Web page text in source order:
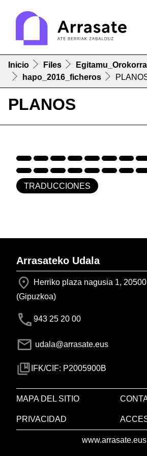
Inicio Files
Egitamu_Orokorra
hapo_2016_ficheros
PLANOS
TRADUCCIONES
Arrasateko Udala
Herriko plaza nagusia 1,
(Gipuzkoa)
943 25 20 00
udala@arrasate.eus
IFK/CIF: P2005900B
MAPA DEL SITIO
PRIVACIDAD
www.arrasate.eus